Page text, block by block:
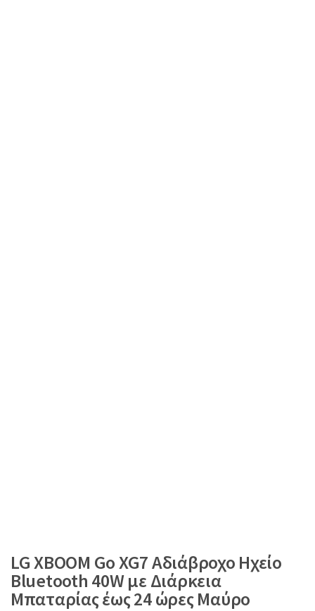
LG XBOOM Go XG7 Αδιάβροχο Ηχείο
Bluetooth 40W με Διάρκεια
Μπαταρίας έως 24 ώρες Μαύρο